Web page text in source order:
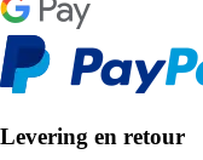
Levering en retour